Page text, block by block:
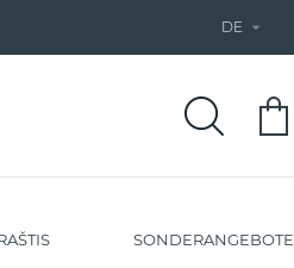
DE 
SONDERANGEBOTE